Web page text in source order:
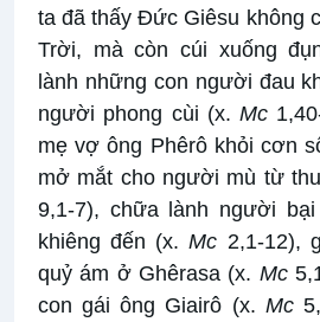
ta đã thấy Đức Giêsu không
Trời, mà còn cúi xuống
lành những con người đau
người phong cùi (x. Mc
mẹ vợ ông Phêrô khỏi cơn
mở mắt cho người mù từ
9,1-7), chữa lành người
khiêng đến (x. Mc 2,1-12),
quỷ ám ở Ghêrasa (x. Mc
con gái ông Giairô (x. Mc